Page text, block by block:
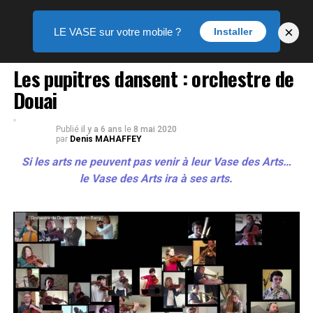
LE VASE DES ARTS
Les pupitres dansent : orchestre de
Douai
Publié il y a 6 ans le 8 mai 2020
par Denis MAHAFFEY
Si les arts ne peuvent pas venir à leur Vase des Arts…
le Vase des Arts ira à ses arts.
LE VASE sur votre mobile ? Installer ×